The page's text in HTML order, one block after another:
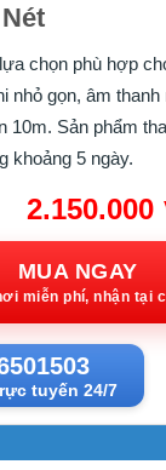
chọn phù hợp
nhỏ gọn, âm
10m. Sản phẩm
khoảng 5 ngày.
Giá
gốc:
2.150.000
MUA NGAY
miễn phí, nhận tại
tuyến 24/7